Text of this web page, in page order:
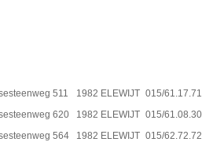
511 1982 ELEWIJT 015/61.17.71
620 1982 ELEWIJT 015/61.08.30
564 1982 ELEWIJT 015/62.72.72